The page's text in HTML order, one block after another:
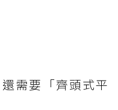
需要「齊頭式平